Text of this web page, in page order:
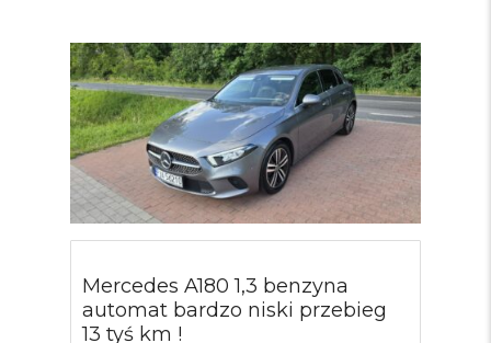
Mercedes A180 1,3 benzyna
automat bardzo niski przebieg
13 tyś km !